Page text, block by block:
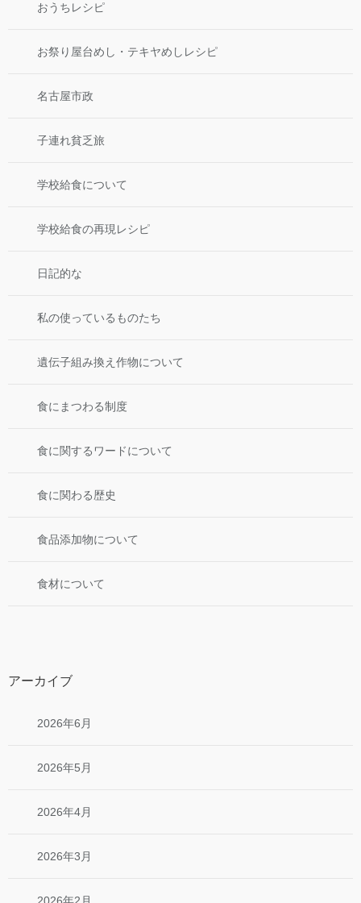
おうちレシピ
お祭り屋台めし・テキヤめしレシピ
名古屋市政
子連れ貧乏旅
学校給食について
学校給食の再現レシピ
日記的な
私の使っているものたち
遺伝子組み換え作物について
食にまつわる制度
食に関するワードについて
食に関わる歴史
食品添加物について
食材について
アーカイブ
2026年6月
2026年5月
2026年4月
2026年3月